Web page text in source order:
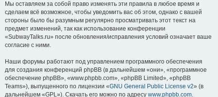
Мы оставляем за собой право изменять эти правила в любое время и
сделаем всё возможное, чтобы уведомить вас об этом, однако с вашей
стороны было бы разумным регулярно просматривать этот текст на
предмет изменений, так как использование конференции
«SubwayTalks.ru» после обновления/исправления условий означает ваше
согласие с ними.
Наши форумы работают под управлением программного обеспечения
для создания конференций phpBB (в дальнейшем «они», «программное
обеспечение phpBB», «www.phpbb.com», «phpBB Limited», «phpBB
Teams»), выпущенного по лицензии «GNU General Public License v2» (в
дальнейшем «GPL»). Скачать его можно по адресу www.phpbb.com.